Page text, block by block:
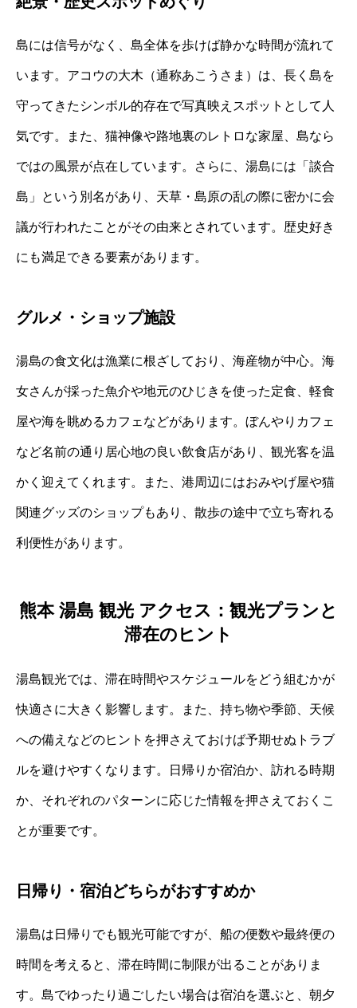
島には信号がなく、島全体を歩けば静かな時間が流れて
います。アコウの大木（通称あこうさま）は、長く島を
守ってきたシンボル的存在で写真映えスポットとして人
気です。また、猫神像や路地裏のレトロな家屋、島なら
ではの風景が点在しています。さらに、湯島には「談合
島」という別名があり、天草・島原の乱の際に密かに会
議が行われたことがその由来とされています。歴史好き
にも満足できる要素があります。
グルメ・ショップ施設
湯島の食文化は漁業に根ざしており、海産物が中心。海
女さんが採った魚介や地元のひじきを使った定食、軽食
屋や海を眺めるカフェなどがあります。ぼんやりカフェ
など名前の通り居心地の良い飲食店があり、観光客を温
かく迎えてくれます。また、港周辺にはおみやげ屋や猫
関連グッズのショップもあり、散歩の途中で立ち寄れる
利便性があります。
熊本 湯島 観光 アクセス：観光プランと
滞在のヒント
湯島観光では、滞在時間やスケジュールをどう組むかが
快適さに大きく影響します。また、持ち物や季節、天候
への備えなどのヒントを押さえておけば予期せぬトラブ
ルを避けやすくなります。日帰りか宿泊か、訪れる時期
か、それぞれのパターンに応じた情報を押さえておくこ
とが重要です。
日帰り・宿泊どちらがおすすめか
湯島は日帰りでも観光可能ですが、船の便数や最終便の
時間を考えると、滞在時間に制限が出ることがありま
す。島でゆったり過ごしたい場合は宿泊を選ぶと、朝夕